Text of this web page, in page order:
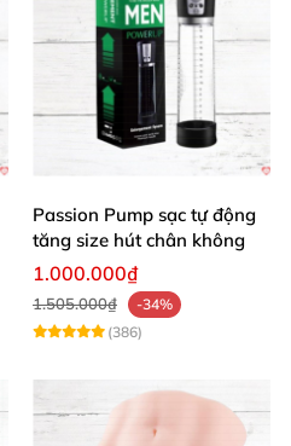
Passion Pump sạc tự động
tăng size hút chân không
1.000.000₫
1.505.000₫
-34%
(386)